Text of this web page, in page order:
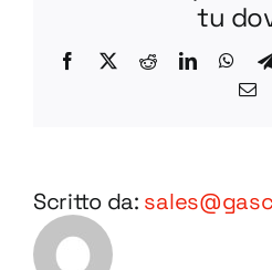
tu
Facebook
X RedditLinkedIn
Scritto da: